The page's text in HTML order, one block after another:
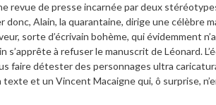
revue de presse incarnée par deux
Alain, la quarantaine, dirige une célèbre
sorte d’écrivain bohème, qui évidemment
à refuser le manuscrit de Léonard.
faire détester des personnages ultra
et un Vincent Macaigne qui, ô surprise,